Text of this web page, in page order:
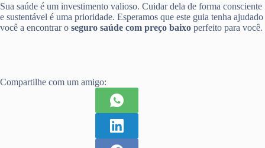
Sua saúde é um investimento valioso. Cuidar dela de forma consciente
e sustentável é uma prioridade. Esperamos que este guia tenha ajudado
você a encontrar o seguro saúde com preço baixo perfeito para você.
Compartilhe com um amigo: